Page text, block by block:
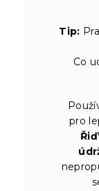
Tip:
Co
pro